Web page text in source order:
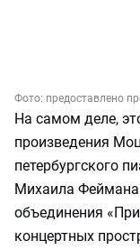
Фото: предоставлено
На самом деле,
произведения
петербургского
Михаила Феймана
объединения
концертных